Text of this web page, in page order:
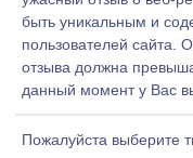
быть уникальным и
пользователей сайта.
отзыва должна
данный момент у Вас
Пожалуйста выберите